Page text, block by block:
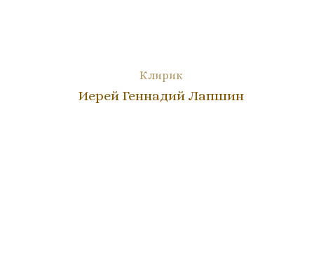
Клирик
Иерей Геннадий Лапшин